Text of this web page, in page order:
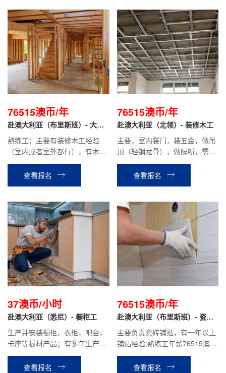
76515澳币/年
赴澳大利亚（布里斯班）- 大木
熟练工；主要有装修木工经验
（室内或者室外都行），有木工
经验，户外木架，木框架等经
查看报名
76515澳币/年
赴澳大利亚（北领）- 装修木工
主要，室内装门，装五金，做吊
顶（轻钢龙骨），做隔断，需要
钉石膏板。有装修木工，吊顶，
做架子（轻钢龙骨）等经验。
查看报名
37澳币/小时
赴澳大利亚（悉尼）- 橱柜工
生产并安装橱柜，衣柜，吧台，
卡座等板材产品；有多年生产和
安装双方面经验，年度优秀员工
获得者优先。
查看报名
76515澳币/年
赴澳大利亚（布里斯班）- 瓷砖
主要负责瓷砖铺贴，有一年以上
铺贴经验;熟练工年薪76515澳币
（具体根据技能水平和工作经
查看报名